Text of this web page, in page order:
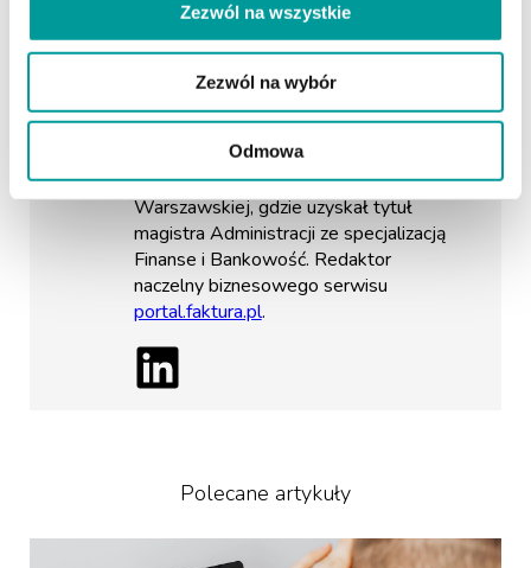
Zezwól na wszystkie
Zezwól na wybór
Odmowa
Autor kilkudziesięciu artykułów o
tematyce biznesowej w branżowych
mediach. Od lat realizuje misję
edukowania przedsiębiorców ws.
skutecznego korzystania z faktoringu
poprzez tworzenie i dystrybuowanie
treści. Absolwent Politechniki
Warszawskiej, gdzie uzyskał tytuł
magistra Administracji ze specjalizacją
Finanse i Bankowość. Redaktor
naczelny biznesowego serwisu
portal.faktura.pl.
Polecane artykuły